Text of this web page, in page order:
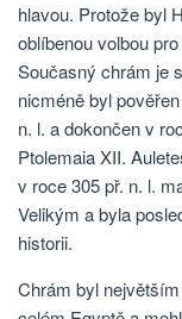
hlavou. Protože byl
oblíbenou volbou
Současný chrám je
nicméně byl
n. l. a dokončen v
Ptolemaia XII.
v roce 305 př. n. l.
Velikým a byla
historii.
Chrám byl